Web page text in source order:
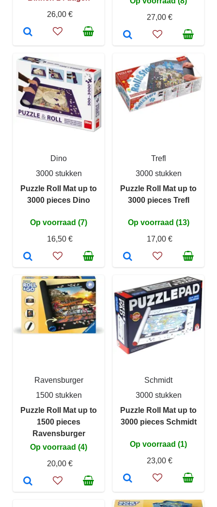
26,00 €
27,00 €
Dino
3000 stukken
Puzzle Roll Mat up to
3000 pieces Dino
Op voorraad (7)
16,50 €
Trefl
3000 stukken
Puzzle Roll Mat up to
3000 pieces Trefl
Op voorraad (13)
17,00 €
Ravensburger
1500 stukken
Puzzle Roll Mat up to
1500 pieces
Ravensburger
Op voorraad (4)
20,00 €
Schmidt
3000 stukken
Puzzle Roll Mat up to
3000 pieces Schmidt
Op voorraad (1)
23,00 €